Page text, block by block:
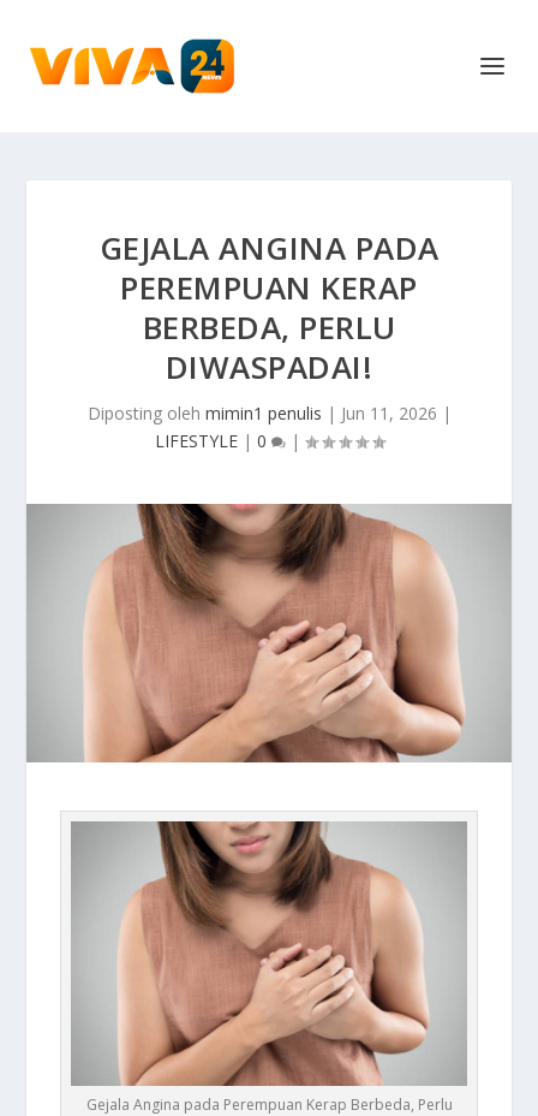
GEJALA ANGINA PADA
PEREMPUAN KERAP
BERBEDA, PERLU
DIWASPADAI!
Diposting oleh mimin1 penulis | Jun 11, 2026 |
LIFESTYLE| 0 |
Gejala Angina pada Perempuan Kerap Berbeda, Perlu